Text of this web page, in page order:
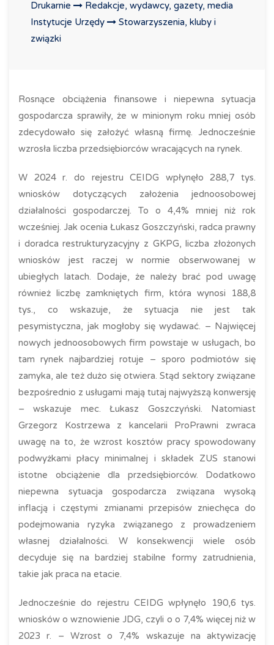
Drukarnie
Redakcje, wydawcy, gazety, media
Instytucje Urzędy
Stowarzyszenia, kluby i
związki
Rosnące obciążenia finansowe i niepewna sytuacja
gospodarcza sprawiły, że w minionym roku mniej osób
zdecydowało się założyć własną firmę. Jednocześnie
wzrosła liczba przedsiębiorców wracających na rynek.
W 2024 r. do rejestru CEIDG wpłynęło 288,7 tys.
wniosków dotyczących założenia jednoosobowej
działalności gospodarczej. To o 4,4% mniej niż rok
wcześniej. Jak ocenia Łukasz Goszczyński, radca prawny
i doradca restrukturyzacyjny z GKPG, liczba złożonych
wniosków jest raczej w normie obserwowanej w
ubiegłych latach. Dodaje, że należy brać pod uwagę
również liczbę zamkniętych firm, która wynosi 188,8
tys., co wskazuje, że sytuacja nie jest tak
pesymistyczna, jak mogłoby się wydawać. – Najwięcej
nowych jednoosobowych firm powstaje w usługach, bo
tam rynek najbardziej rotuje – sporo podmiotów się
zamyka, ale też dużo się otwiera. Stąd sektory związane
bezpośrednio z usługami mają tutaj najwyższą konwersję
– wskazuje mec. Łukasz Goszczyński. Natomiast
Grzegorz Kostrzewa z kancelarii ProPrawni zwraca
uwagę na to, że wzrost kosztów pracy spowodowany
podwyżkami płacy minimalnej i składek ZUS stanowi
istotne obciążenie dla przedsiębiorców. Dodatkowo
niepewna sytuacja gospodarcza związana wysoką
inflacją i częstymi zmianami przepisów zniechęca do
podejmowania ryzyka związanego z prowadzeniem
własnej działalności. W konsekwencji wiele osób
decyduje się na bardziej stabilne formy zatrudnienia,
takie jak praca na etacie.
Jednocześnie do rejestru CEIDG wpłynęło 190,6 tys.
wniosków o wznowienie JDG, czyli o o 7,4% więcej niż w
2023 r. – Wzrost o 7,4% wskazuje na aktywizację